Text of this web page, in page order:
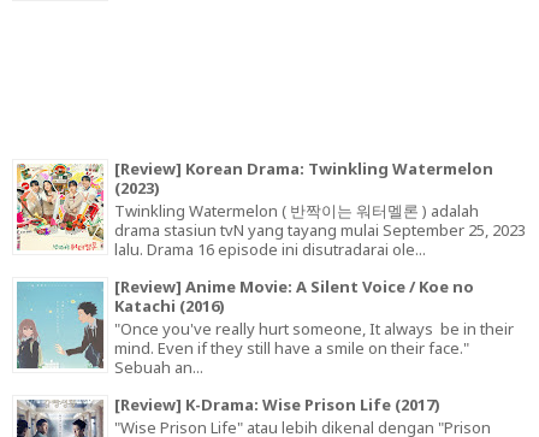
[Review] Korean Drama: Twinkling Watermelon
(2023)
Twinkling Watermelon ( 반짝이는 워터멜론 ) adalah
drama stasiun tvN yang tayang mulai September 25, 2023
lalu. Drama 16 episode ini disutradarai ole...
[Review] Anime Movie: A Silent Voice / Koe no
Katachi (2016)
"Once you've really hurt someone, It always be in their
mind. Even if they still have a smile on their face."
Sebuah an...
[Review] K-Drama: Wise Prison Life (2017)
"Wise Prison Life" atau lebih dikenal dengan "Prison